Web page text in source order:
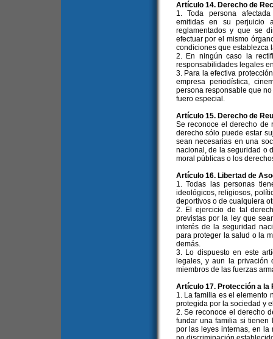
Artículo 14. Derecho de
1. Toda persona
emitidas en su perjuicio
reglamentados y que se
efectuar por el mismo
condiciones que establezca
2. En ningún caso la
responsabilidades legales
3. Para la efectiva
empresa periodística,
persona responsable que
fuero especial.
Artículo 15. Derecho de
Se reconoce el derecho de
derecho sólo puede estar
sean necesarias en una
nacional, de la seguridad o
moral públicas o los
Artículo 16. Libertad de
1. Todas las personas
ideológicos, religiosos,
deportivos o de cualquiera
2. El ejercicio de tal
previstas por la ley que
interés de la seguridad
para proteger la salud o la
demás.
3. Lo dispuesto en este
legales, y aun la
miembros de las fuerzas
Artículo 17. Protección a la
1. La familia es el elemento
protegida por la sociedad y
2. Se reconoce el derecho
fundar una familia si
por las leyes internas, en